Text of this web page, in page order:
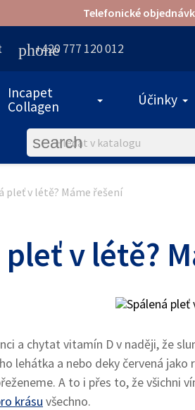
Telefonické
phone
+420 777 120 012
Incapet
Collagen
Účinky
search
pleť v létě? Máme řešení
v létě?
a chytat vitamín D v naději, že
lehátka a nebo deky červená
A to i přes to, že všichni
krásu všechno.